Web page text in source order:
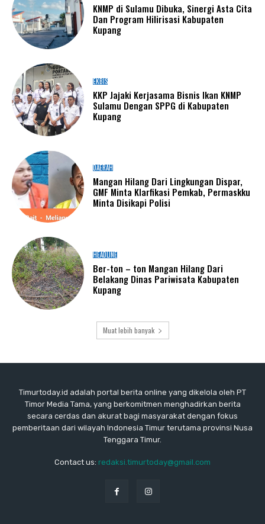
KNMP di Sulamu Dibuka, Sinergi Asta Cita
Dan Program Hilirisasi Kabupaten
Kupang
EKBIS
KKP Jajaki Kerjasama Bisnis Ikan KNMP
Sulamu Dengan SPPG di Kabupaten
Kupang
DAERAH
Mangan Hilang Dari Lingkungan Dispar,
GMF Minta Klarfikasi Pemkab, Permaskku
Minta Disikapi Polisi
HEADLINE
Ber-ton – ton Mangan Hilang Dari
Belakang Dinas Pariwisata Kabupaten
Kupang
Muat lebih banyak
Timurtoday.id adalah portal berita online yang dikelola oleh PT
Timor Media Tama, yang berkomitmen menghadirkan berita
secara cerdas dan akurat bagi masyarakat dengan fokus
pemberitaan dari wilayah Indonesia Timur terutama provinsi Nusa
Tenggara Timur.
Contact us: redaksi.timurtoday@gmail.com